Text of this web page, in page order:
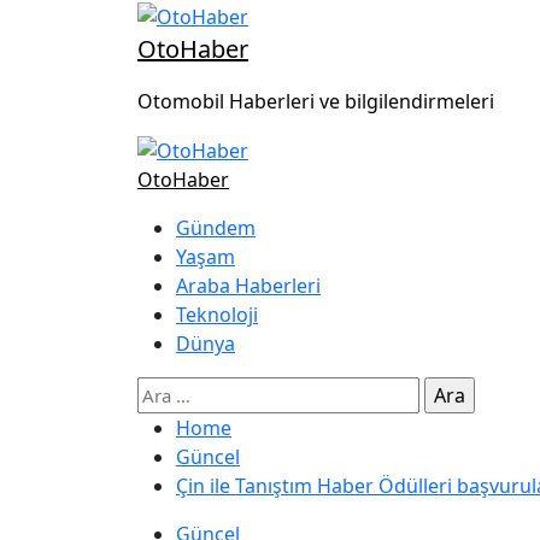
OtoHaber
Otomobil Haberleri ve bilgilendirmeleri
OtoHaber
Gündem
Yaşam
Araba Haberleri
Teknoloji
Dünya
Home
Güncel
Çin ile Tanıştım Haber Ödülleri
Güncel